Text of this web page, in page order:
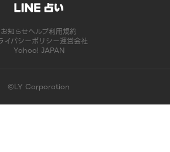
お知らせヘルプ利用規約
イバシーポリシー運営会社
Yahoo! JAPAN
©LY Corporation
終了しました | LINE占い